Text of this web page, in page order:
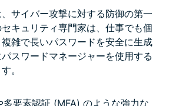
サイバー攻撃に対する防御の第一
キュリティ専門家は、仕事でも個
雑で長いパスワードを安全に生成
スワードマネージャーを使用する
。
要素認証 (MFA) のような強力な